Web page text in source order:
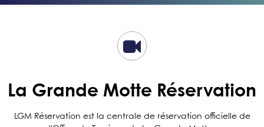
La Grande Motte Réservation
LGM Réservation est la centrale de réservation officielle de